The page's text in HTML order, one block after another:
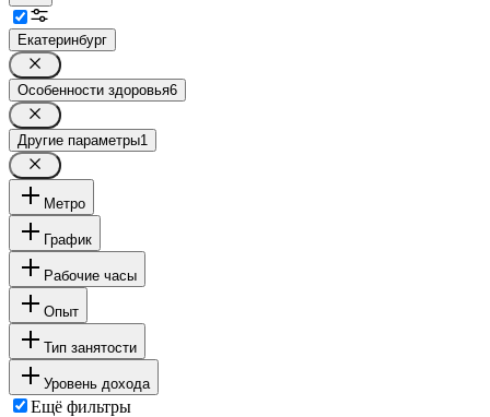
Екатеринбург
Особенности здоровья6
Другие параметры1
Метро
График
Рабочие часы
Опыт
Тип занятости
Уровень дохода
Ещё фильтры